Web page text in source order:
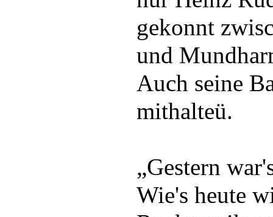
gekonnt
und
Auch seine
mithalteü.
„Gestern
Wie's heute